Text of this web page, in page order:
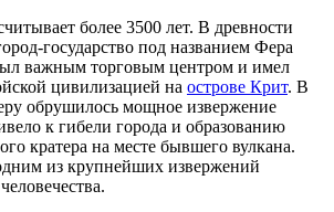
более 3500 лет. В древности
государство под названием Фера
важным торговым центром и имел
цивилизацией на острове Крит. В
обрушилось мощное извержение
к гибели города и образованию
кратера на месте бывшего вулкана.
из крупнейших извержений